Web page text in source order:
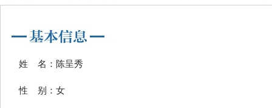
姓 名：陈呈秀
性 别：女